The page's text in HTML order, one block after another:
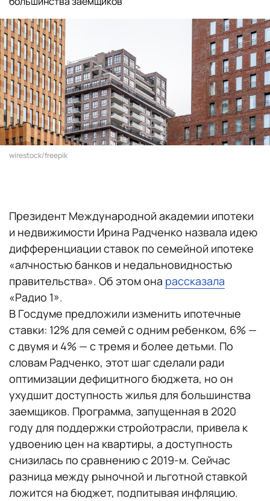
wirestock/freepik
Президент Международной академии ипотеки
и недвижимости Ирина Радченко назвала идею
дифференциации ставок по семейной ипотеке
«алчностью банков и недальновидностью
правительства». Об этом она рассказала
«Радио 1».
В Госдуме предложили изменить ипотечные
ставки: 12% для семей с одним ребенком, 6% —
с двумя и 4% — с тремя и более детьми. По
словам Радченко, этот шаг сделали ради
оптимизации дефицитного бюджета, но он
ухудшит доступность жилья для большинства
заемщиков. Программа, запущенная в 2020
году для поддержки стройотрасли, привела к
удвоению цен на квартиры, а доступность
снизилась по сравнению с 2019-м. Сейчас
разница между рыночной и льготной ставкой
ложится на бюджет, подпитывая инфляцию.